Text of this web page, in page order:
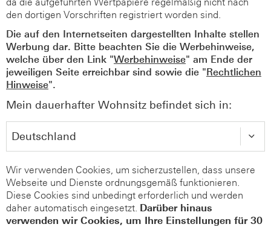
den dortigen Vorschriften registriert worden sind.
Die auf den Internetseiten dargestellten Inhalte stellen
Werbung dar. Bitte beachten Sie die Werbehinweise,
welche über den Link "Werbehinweise" am Ende der
jeweiligen Seite erreichbar sind sowie die "Rechtlichen
Hinweise".
Mein dauerhafter Wohnsitz befindet sich in:
Wir verwenden Cookies, um sicherzustellen, dass unsere
Webseite und Dienste ordnungsgemäß funktionieren.
Diese Cookies sind unbedingt erforderlich und werden
daher automatisch eingesetzt. Darüber hinaus
verwenden wir Cookies, um Ihre Einstellungen für 30